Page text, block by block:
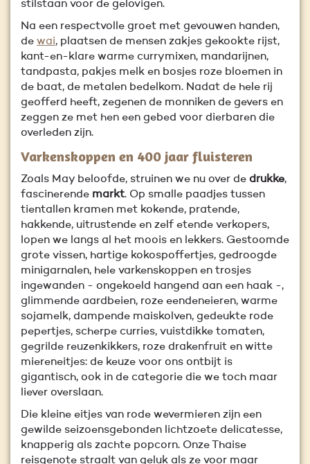
stilstaan voor de gelovigen.
Na een respectvolle groet met gevouwen handen,
de wai, plaatsen de mensen zakjes gekookte rijst,
kant-en-klare warme currymixen, mandarijnen,
tandpasta, pakjes melk en bosjes roze bloemen in
de baat, de metalen bedelkom. Nadat de hele rij
geofferd heeft, zegenen de monniken de gevers en
zeggen ze met hen een gebed voor dierbaren die
overleden zijn.
Varkenskoppen en 400 jaar fluisteren
Zoals May beloofde, struinen we nu over de drukke,
fascinerende markt. Op smalle paadjes tussen
tientallen kramen met kokende, pratende,
hakkende, uitrustende en zelf etende verkopers,
lopen we langs al het moois en lekkers. Gestoomde
grote vissen, hartige kokospoffertjes, gedroogde
minigarnalen, hele varkenskoppen en trosjes
ingewanden - ongekoeld hangend aan een haak -,
glimmende aardbeien, roze eendeneieren, warme
sojamelk, dampende maiskolven, gedeukte rode
pepertjes, scherpe curries, vuistdikke tomaten,
gegrilde reuzenkikkers, roze drakenfruit en witte
miereneitjes: de keuze voor ons ontbijt is
gigantisch, ook in de categorie die we toch maar
liever overslaan.
Die kleine eitjes van rode wevermieren zijn een
gewilde seizoensgebonden lichtzoete delicatesse,
knapperig als zachte popcorn. Onze Thaise
reisgenote straalt van geluk als ze voor maar